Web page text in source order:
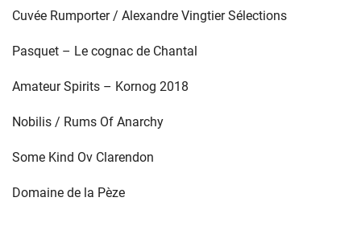
Cuvée Rumporter / Alexandre Vingtier Sélections
Pasquet – Le cognac de Chantal
Amateur Spirits – Kornog 2018
Nobilis / Rums Of Anarchy
Some Kind Ov Clarendon
Domaine de la Pèze